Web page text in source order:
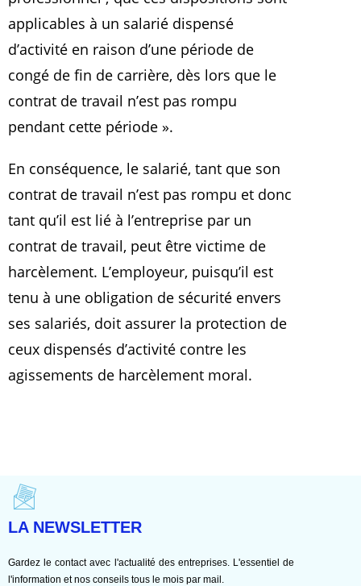
applicables à un salarié dispensé
d’activité en raison d’une période de
congé de fin de carrière, dès lors que le
contrat de travail n’est pas rompu
pendant cette période ».
En conséquence, le salarié, tant que son
contrat de travail n’est pas rompu et donc
tant qu’il est lié à l’entreprise par un
contrat de travail, peut être victime de
harcèlement. L’employeur, puisqu’il est
tenu à une obligation de sécurité envers
ses salariés, doit assurer la protection de
ceux dispensés d’activité contre les
agissements de harcèlement moral.
LA NEWSLETTER
Gardez le contact avec l'actualité des entreprises. L'essentiel de
l'information et nos conseils tous le mois par mail.